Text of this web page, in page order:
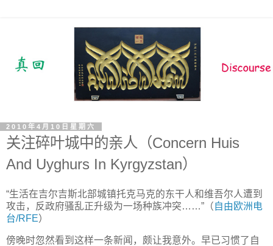
2010年4月10日星期六
关注碎叶城中的亲人（Concern Huis
And Uyghurs In Kyrgyzstan）
“生活在吉尔吉斯北部城镇托克马克的东干人和维吾尔人遭到
攻击，反政府骚乱正升级为一场种族冲突……”（自由欧洲电
台/RFE）
傍晚时忽然看到这样一条新闻，颇让我意外。早已习惯了自